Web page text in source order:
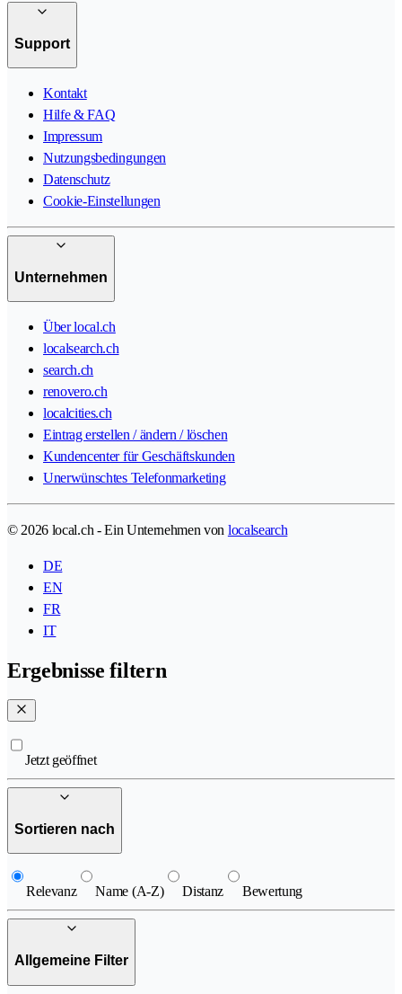
Support
Kontakt
Hilfe & FAQ
Impressum
Nutzungsbedingungen
Datenschutz
Cookie-Einstellungen
Unternehmen
Über local.ch
localsearch.ch
search.ch
renovero.ch
localcities.ch
Eintrag erstellen / ändern / löschen
Kundencenter für Geschäftskunden
Unerwünschtes Telefonmarketing
© 2026 local.ch - Ein Unternehmen von localsearch
DE
EN
FR
IT
Ergebnisse filtern
Jetzt geöffnet
Sortieren nach
Relevanz Name (A-Z) Distanz Bewertung
Allgemeine Filter